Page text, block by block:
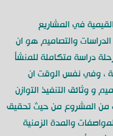
في المشاريع
الدراسات والتصاميم هو ان
دراسة متكاملة للمنشأ
، وفي نفس الوقت ان
و وثائق التنفيذ التوازن
من المشروع من حيث تحقيق
والمدة الزمنية